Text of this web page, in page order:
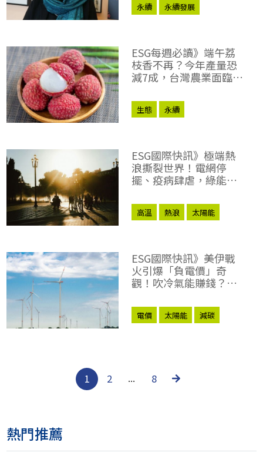
永續 永續發展
ESG每週必讀》端午荔
枝香不再？今年產量恐
減7成，台灣農業面臨
生態 永續
ESG國際快訊》極端熱
浪撕裂世界！電網停
擺、疫病肆虐，綠能巨
高溫 熱浪
太陽能
ESG國際快訊》美伊戰
火引爆「負電價」奇
觀！吹冷氣能賺錢？誰
電價 太陽能
減碳
1 2 ... 8
熱門推薦